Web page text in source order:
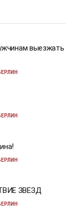
выезжать
ЗВЕЗД